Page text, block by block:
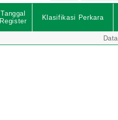
Tanggal
Register
Klasifikasi Perkara